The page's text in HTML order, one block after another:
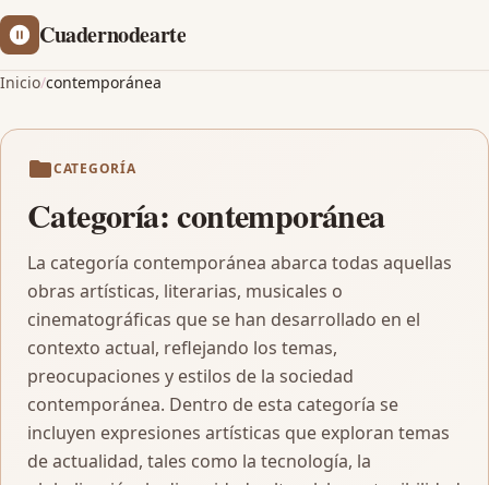
Cuadernodearte
Inicio/contemporánea
CATEGORÍA
Categoría:contemporánea
La categoría contemporánea abarca todas aquellas
obras artísticas, literarias, musicales o
cinematográficas que se han desarrollado en el
contexto actual, reflejando los temas,
preocupaciones y estilos de la sociedad
contemporánea. Dentro de esta categoría se
incluyen expresiones artísticas que exploran temas
de actualidad, tales como la tecnología, la